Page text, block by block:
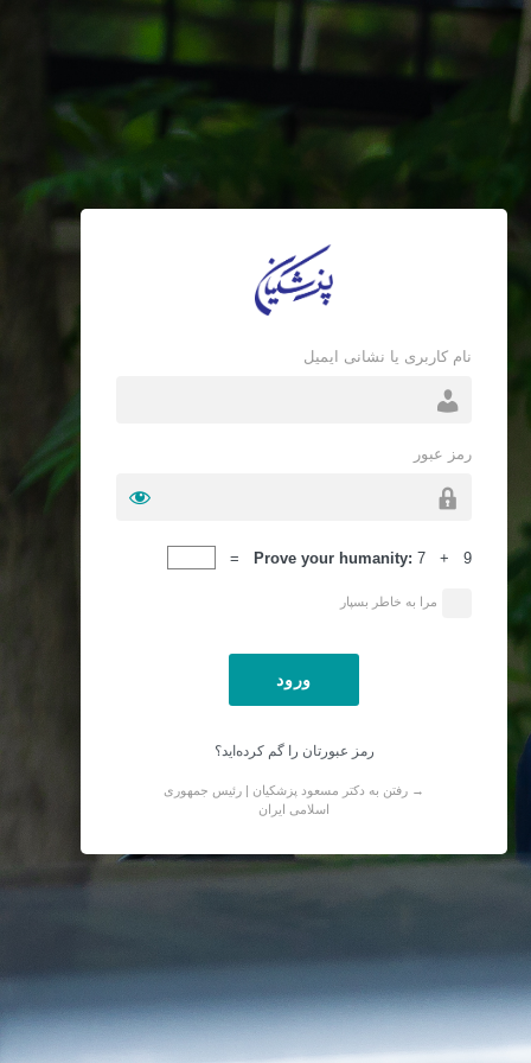
ورود
نام کاربری یا نشانی ایمیل
رمز عبور
Prove your humanity: 7 + 9 =
مرا به خاطر بسپار
رمز عبورتان را گم کرده‌اید؟
→ رفتن به دکتر مسعود پزشکیان | رئیس جمهوری
اسلامی ایران